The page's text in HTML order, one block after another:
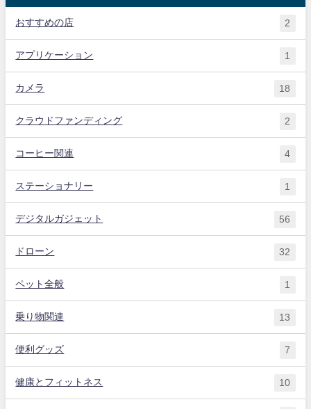
おすすめの店 2
アプリケーション 1
カメラ 18
クラウドファンディング 2
コーヒー関連 4
ステーショナリー 1
デジタルガジェット 56
ドローン 32
ペット全般 1
乗り物関連 13
便利グッズ 7
健康とフィットネス 10